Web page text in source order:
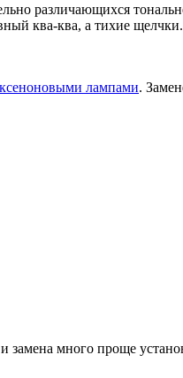
различающихся
ква-ква, а тихие
лампами.
замена много проще